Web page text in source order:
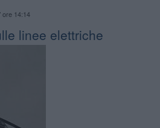
ore 14:14
linee elettriche